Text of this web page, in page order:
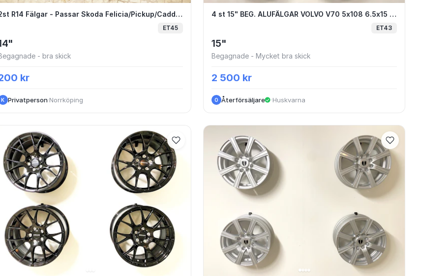
8x16 ET25 67.1
R14 Fälgar - Passar Skoda Felicia/Pickup/Caddy Pickup
2st R14 Fälgar - Passar Skoda Felicia/Pickup/Caddy Pickup
ET45
- bra skick
kr
K Privatperson·Norrköping
4 st 15" BEG. ALUFÄLGAR VOLVO V704 st 15" BEG. ALUFÄLGAR VOLVO V70 5x108 6.5x15 ET43 65.1
ET43
15"
Begagnade - Mycket bra skick
2 500 kr
O Återförsäljare ·Huskvarna